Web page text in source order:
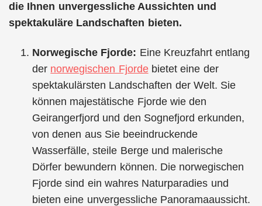
die Ihnen unvergessliche Aussichten und
spektakuläre Landschaften bieten.
Norwegische Fjorde: Eine Kreuzfahrt entlang
der norwegischen Fjordebietet eine der
spektakulärsten Landschaften der Welt. Sie
können majestätische Fjorde wie den
Geirangerfjord und den Sognefjord erkunden,
von denen aus Sie beeindruckende
Wasserfälle, steile Berge und malerische
Dörfer bewundern können. Die norwegischen
Fjorde sind ein wahres Naturparadies und
bieten eine unvergessliche Panoramaaussicht.